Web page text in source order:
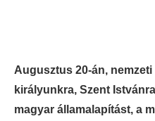
Augusztus 20-án,
királyunkra, Szent
magyar államalapítást, a